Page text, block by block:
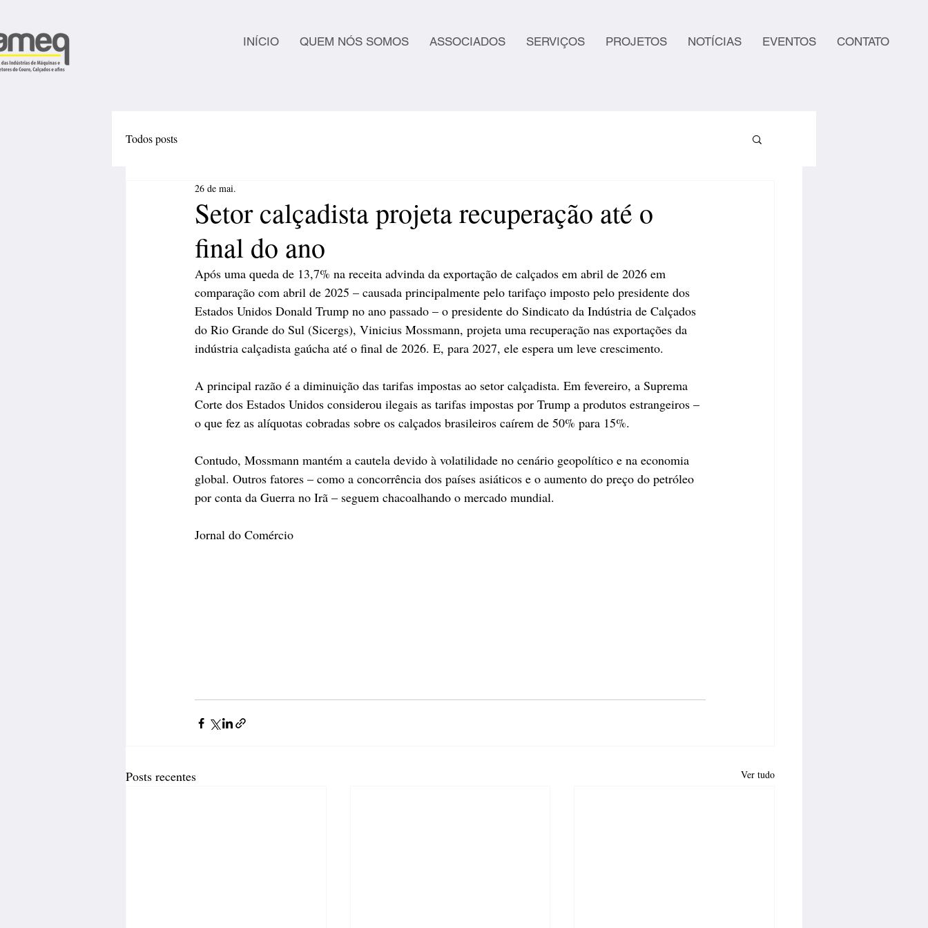
INÍCIO QUEM NÓS SOMOS ASSOCIADOS SERVIÇOS PROJETOS NOTÍCIAS EVENTOS CONTATO
Todos posts
Setor calçadista projeta recuperação até o
final do ano
26 de mai.
Após uma queda de 13,7% na receita advinda da exportação de calçados em abril de 2026 em
comparação com abril de 2025 – causada principalmente pelo tarifaço imposto pelo presidente dos
Estados Unidos Donald Trump no ano passado – o presidente do Sindicato da Indústria de Calçados
do Rio Grande do Sul (Sicergs), Vinicius Mossmann, projeta uma recuperação nas exportações da
indústria calçadista gaúcha até o final de 2026. E, para 2027, ele espera um leve crescimento.
A principal razão é a diminuição das tarifas impostas ao setor calçadista. Em fevereiro, a Suprema
Corte dos Estados Unidos considerou ilegais as tarifas impostas por Trump a produtos estrangeiros –
o que fez as alíquotas cobradas sobre os calçados brasileiros caírem de 50% para 15%.
Contudo, Mossmann mantém a cautela devido à volatilidade no cenário geopolítico e na economia
global. Outros fatores – como a concorrência dos países asiáticos e o aumento do preço do petróleo
por conta da Guerra no Irã – seguem chacoalhando o mercado mundial.
Jornal do Comércio
Posts recentes Ver tudo